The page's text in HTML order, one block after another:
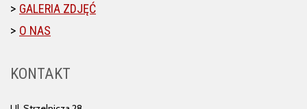
GALERIA ZDJĘĆ
O NAS
KONTAKT